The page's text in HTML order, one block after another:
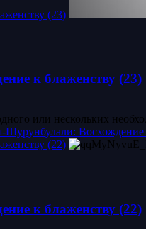
(23)
к блаженству (23)
или нескольких
Восхождение
(22)
к блаженству (22)